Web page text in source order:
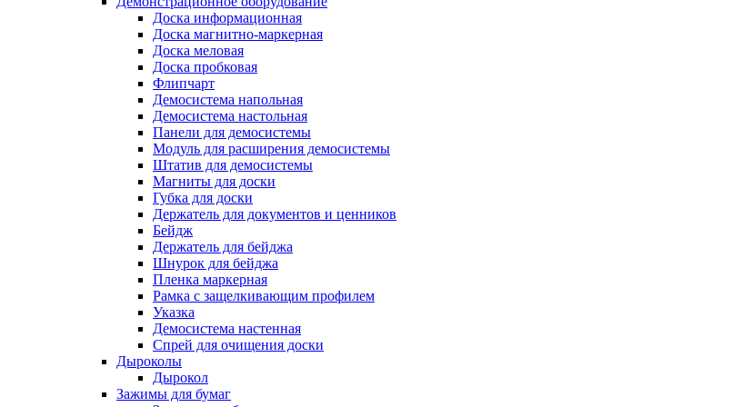
Доска информационная
Доска магнитно-маркерная
Доска меловая
Доска пробковая
Флипчарт
Демосистема напольная
Демосистема настольная
Панели для демосистемы
Модуль для расширения демосистемы
Штатив для демосистемы
Магниты для доски
Губка для доски
Держатель для документов и ценников
Бейдж
Держатель для бейджа
Шнурок для бейджа
Пленка маркерная
Рамка с защелкивающим профилем
Указка
Демосистема настенная
Спрей для очищения доски
Дыроколы
Дырокол
Зажимы для бумаг